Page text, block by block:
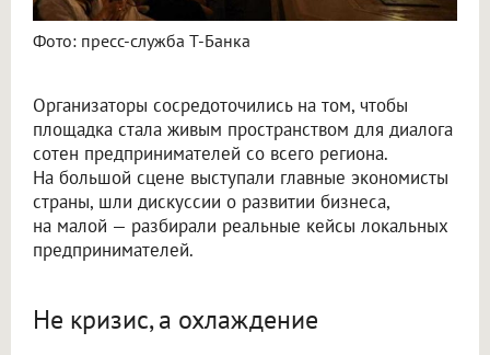
Фото: пресс-служба Т-Банка
Организаторы сосредоточились на том, чтобы
площадка стала живым пространством для диалога
сотен предпринимателей со всего региона.
На большой сцене выступали главные экономисты
страны, шли дискуссии о развитии бизнеса,
на малой — разбирали реальные кейсы локальных
предпринимателей.
Не кризис, а охлаждение